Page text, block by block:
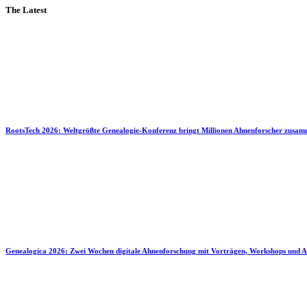
The Latest
RootsTech 2026: Weltgrößte Genealogie-Konferenz bringt Millionen Ahnenforscher
Genealogica 2026: Zwei Wochen digitale Ahnenforschung mit Vorträgen, Workshops und